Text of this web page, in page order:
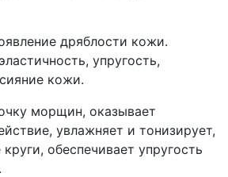
дряблости кожи.
упругость,
кожи.
морщин, оказывает
увлажняет и тонизирует,
обеспечивает упругость